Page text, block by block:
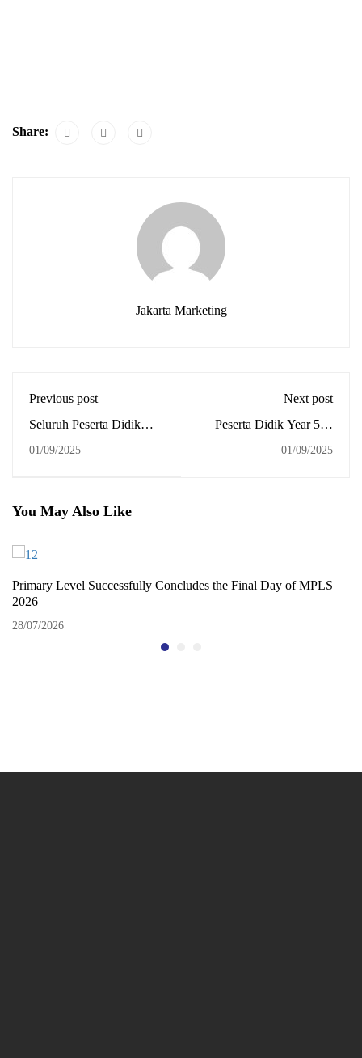
Share:
Jakarta Marketing
Previous post
Seluruh Peserta Didik
Jakarta Ikuti Upacara
01/09/2025
Next post
Peserta Didik Year 5 &
Sekolah Global Mandiri
01/09/2025
You May Also Like
Primary Level Successfully Concludes the Final Day of MPLS
2026
28/07/2026